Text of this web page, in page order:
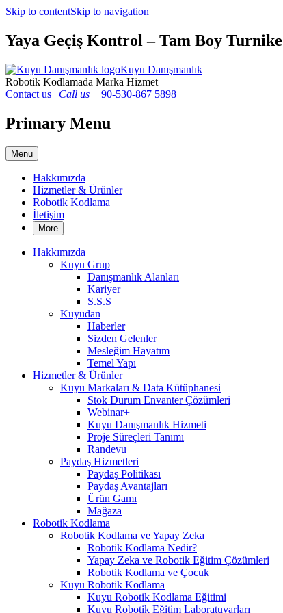
Skip to contentSkip to navigation
Yaya Geçiş Kontrol – Tam Boy
Kuyu Danışmanlık
Robotik Kodlamada Marka Hizmet
Contact us | Call us +90-530-867 5898
Primary Menu
Menu
Hakkımızda
Hizmetler & Ürünler
Robotik Kodlama
İletişim
More
Hakkımızda
Kuyu Grup
Danışmanlık Alanları
Kariyer
S.S.S
Kuyudan
Haberler
Sizden Gelenler
Mesleğim Hayatım
Temel Yapı
Hizmetler & Ürünler
Kuyu Markaları & Data Kütüphanesi
Stok Durum Envanter Çözümleri
Webinar+
Kuyu Danışmanlık Hizmeti
Proje Süreçleri Tanımı
Randevu
Paydaş Hizmetleri
Paydaş Politikası
Paydaş Avantajları
Ürün Gamı
Mağaza
Robotik Kodlama
Robotik Kodlama ve Yapay Zeka
Robotik Kodlama Nedir?
Yapay Zeka ve Robotik Eğitim Çözümleri
Robotik Kodlama ve Çocuk
Kuyu Robotik Kodlama
Kuyu Robotik Kodlama Eğitimi
Kuyu Robotik Eğitim Laboratuvarları